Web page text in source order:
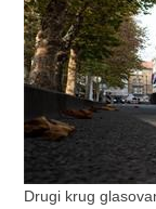
Drugi krug